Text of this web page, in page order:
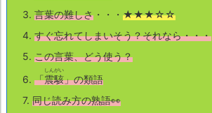
3. 言葉の難しさ ・・・ ★★★☆☆
4. すぐ忘れてしまいそう？それなら・・・
5. この言葉、どう使う？
6. 「震駭
しんがい
」の類語
7. 同じ読み方の熟語👀